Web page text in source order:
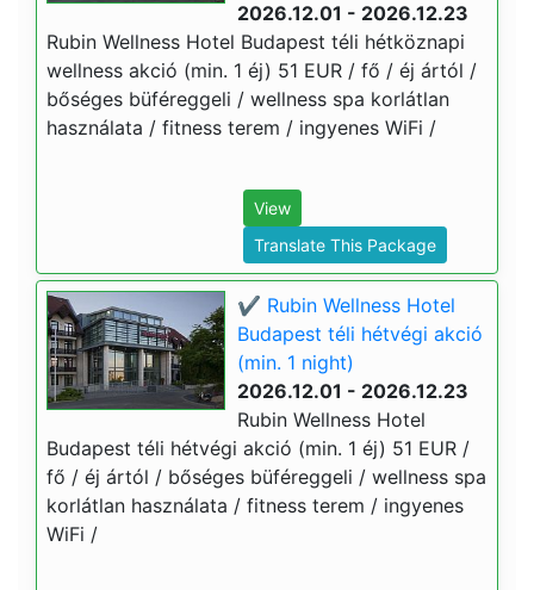
2026.12.01 - 2026.12.23
Rubin Wellness Hotel Budapest téli hétköznapi
wellness akció (min. 1 éj) 51 EUR / fő / éj ártól /
bőséges büféreggeli / wellness spa korlátlan
használata / fitness terem / ingyenes WiFi /
View
Translate This Package
✔️ Rubin Wellness Hotel
Budapest téli hétvégi akció
(min. 1 night)
2026.12.01 - 2026.12.23
Rubin Wellness Hotel
Budapest téli hétvégi akció (min. 1 éj) 51 EUR /
fő / éj ártól / bőséges büféreggeli / wellness spa
korlátlan használata / fitness terem / ingyenes
WiFi /